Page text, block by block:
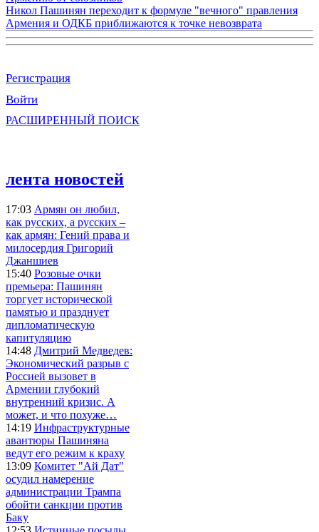
Никол Пашинян переходит к формуле "вечного" правления
Армения и ОДКБ приближаются к точке невозврата
Регистрация
Войти
РАСШИРЕННЫЙ ПОИСК
лента новостей
17:03 Армян он любил,
как русских, а русских –
как армян: Гений права и
милосердия Григорий
Джаншиев
15:40 Розовые очки
премьера: Пашинян
торгует исторической
памятью и празднует
дипломатическую
капитуляцию
14:48 Дмитрий Медведев:
Экономический разрыв с
Россией вызовет в
Армении глубокий
внутренний кризис. А
может, и что похуже…
14:19 Инфраструктурные
авантюры Пашиняна
ведут его режим к краху
13:09 Комитет "Ай Дат"
осудил намерение
администрации Трампа
обойти санкции против
Баку